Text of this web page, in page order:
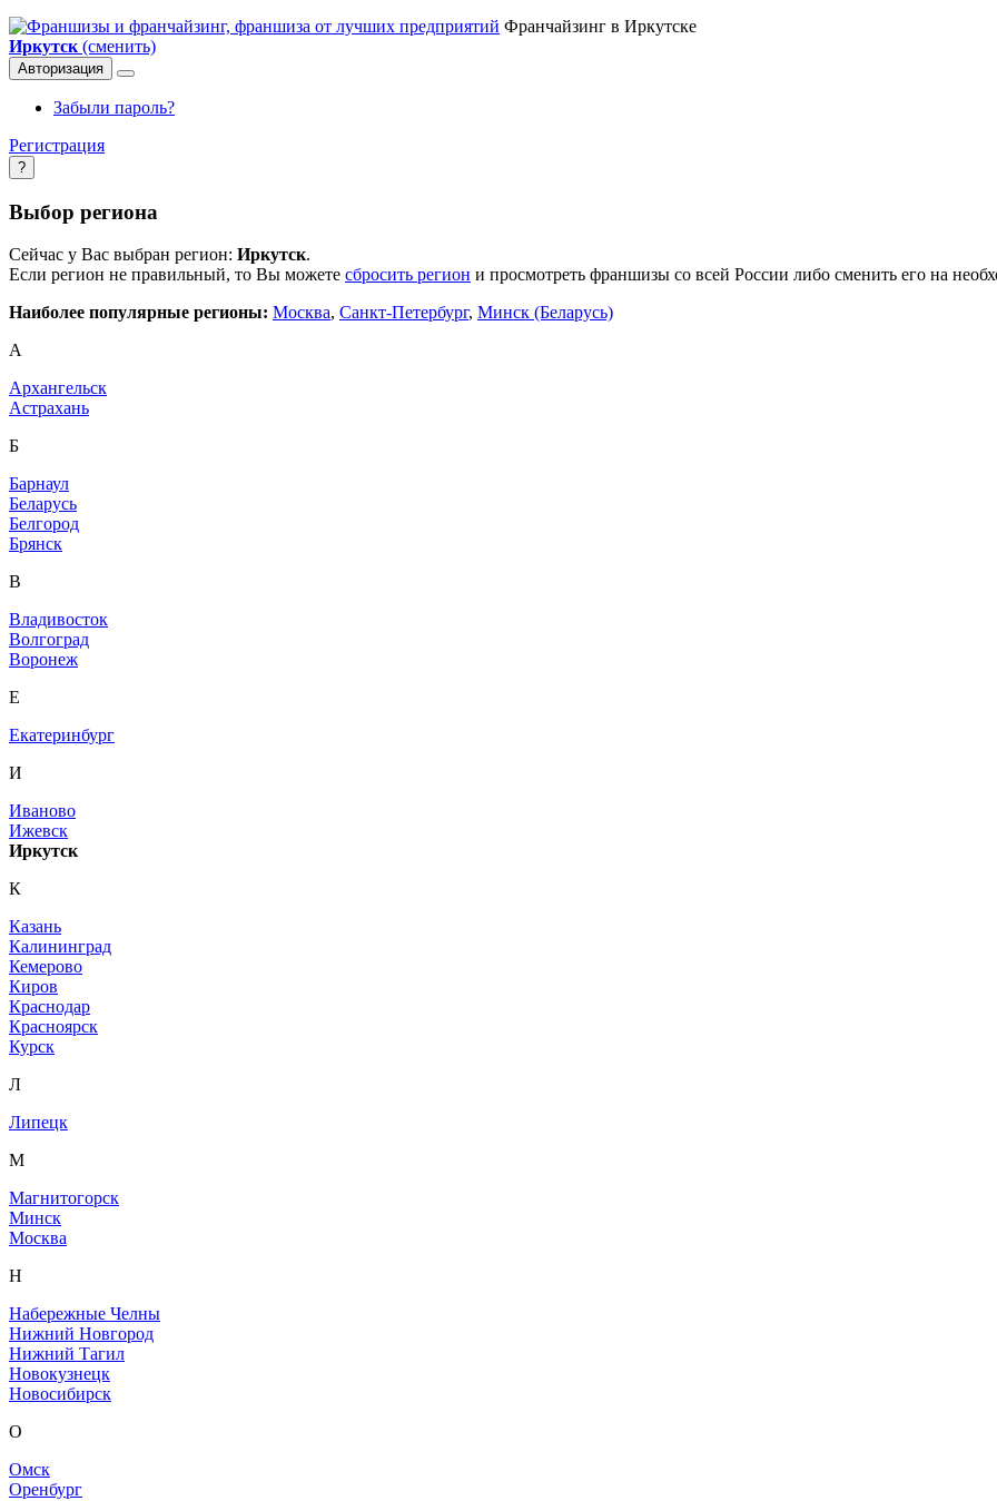
Франчайзинг в Иркутске
Иркутск (сменить)
Авторизация
Забыли пароль?
Регистрация
?
Выбор региона
Сейчас у Вас выбран регион: Иркутск.
Если регион не правильный, то Вы можете сбросить регион и просмотреть франшизы со всей России либо сменить его на
Наиболее популярные регионы: Москва, Санкт-Петербург, Минск (Беларусь)
А
Архангельск
Астрахань
Б
Барнаул
Беларусь
Белгород
Брянск
В
Владивосток
Волгоград
Воронеж
Е
Екатеринбург
И
Иваново
Ижевск
Иркутск
К
Казань
Калининград
Кемерово
Киров
Краснодар
Красноярск
Курск
Л
Липецк
М
Магнитогорск
Минск
Москва
Н
Набережные Челны
Нижний Новгород
Нижний Тагил
Новокузнецк
Новосибирск
О
Омск
Оренбург